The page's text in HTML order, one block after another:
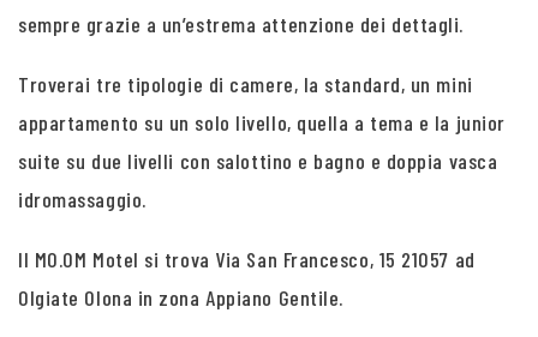
sempre grazie a un’estrema attenzione dei dettagli.
Troverai tre tipologie di camere, la standard, un mini
appartamento su un solo livello, quella a tema e la junior
suite su due livelli con salottino e bagno e doppia vasca
idromassaggio.
Il MO.OM Motel si trova Via San Francesco, 15 21057 ad
Olgiate Olona in zona Appiano Gentile.